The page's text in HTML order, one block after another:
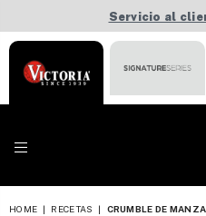
Servicio al
HOME | RECETAS | CRUMBLE DE